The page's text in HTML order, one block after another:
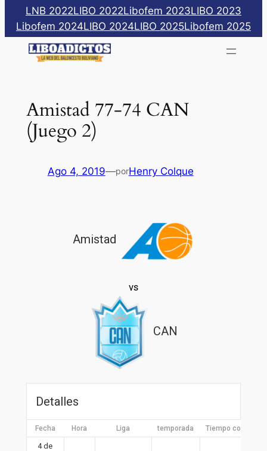
Saltar
contenido
LNB 2022LIBO 2022Libofem 2023LIBO 2023
Libofem 2024LIBO 2024LIBO 2025Libofem 2025
Amistad 77-74 CAN
(Juego 2)
Ago 4, 2019—porHenry Colque
Amistad
vs
CAN
Detalles
Fecha Hora Liga temporada Tiempo completo
4 de